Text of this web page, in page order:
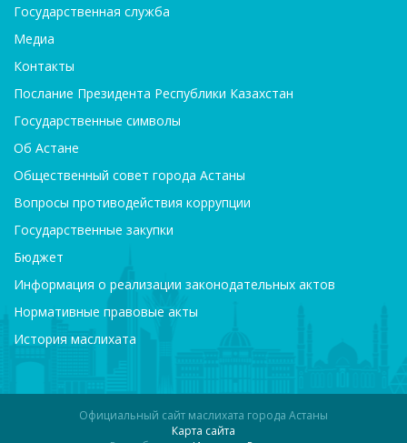
Государственная служба
Медиа
Контакты
Послание Президента Республики Казахстан
Государственные символы
Об Астане
Общественный совет города Астаны
Вопросы противодействия коррупции
Государственные закупки
Бюджет
Информация о реализации законодательных актов
Нормативные правовые акты
История маслихата
Официальный сайт маслихата города Астаны
Карта сайта